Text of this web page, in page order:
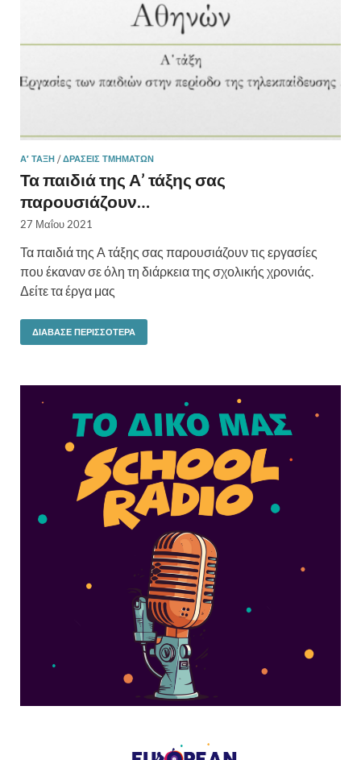
Α’ ΤΆΞΗ /ΔΡΑΣΕΙΣ ΤΜΗΜΑΤΩΝ
Τα παιδιά της Α’ τάξης σας
παρουσιάζουν…
27 Μαΐου 2021
Τα παιδιά της Α τάξης σας παρουσιάζουν τις εργασίες
που έκαναν σε όλη τη διάρκεια της σχολικής χρονιάς.
Δείτε τα έργα μας
ΔΙΆΒΑΣΕ ΠΕΡΙΣΣΌΤΕΡΑ